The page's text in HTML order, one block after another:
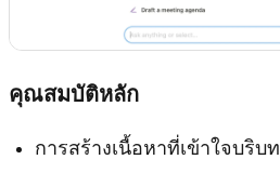
คุณสมบัติหลัก
การสร้างเนื้อหาที่เข้าใจบริบท